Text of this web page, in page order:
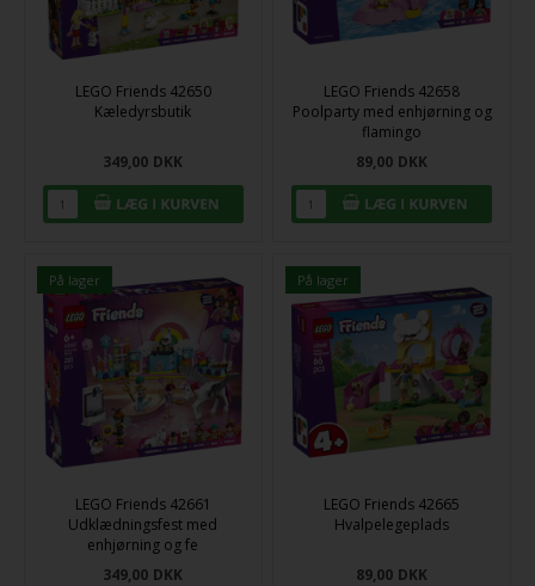
LEGO Friends 42650
Kæledyrsbutik
349,00 DKK
LEGO Friends 42658
Poolparty med enhjørning og
flamingo
89,00 DKK
På lager
LEGO Friends 42661
Udklædningsfest med
enhjørning og fe
349,00 DKK
På lager
LEGO Friends 42665
Hvalpelegeplads
89,00 DKK